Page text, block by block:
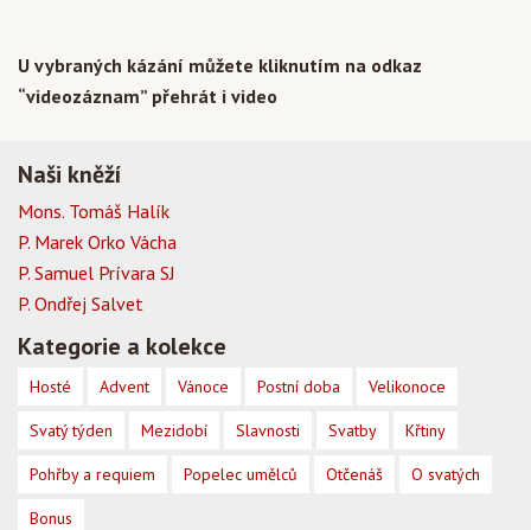
U vybraných kázání můžete kliknutím na odkaz
“videozáznam” přehrát i video
Naši kněží
Mons. Tomáš Halík
P. Marek Orko Vácha
P. Samuel Prívara SJ
P. Ondřej Salvet
Kategorie a kolekce
Hosté Advent Vánoce Postní doba Velikonoce
Svatý týden Mezidobí Slavnosti Svatby Křtiny
Pohřby a requiem Popelec umělců Otčenáš O svatých
Bonus